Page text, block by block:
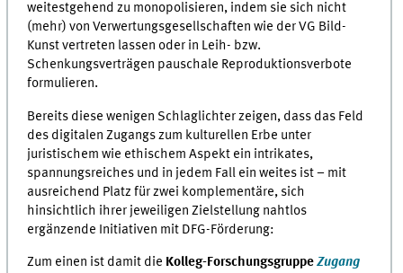
weitestgehend zu monopolisieren, indem sie sich nicht
(mehr) von Verwertungsgesellschaften wie der VG Bild-
Kunst vertreten lassen oder in Leih- bzw.
Schenkungsverträgen pauschale Reproduktionsverbote
formulieren.
Bereits diese wenigen Schlaglichter zeigen, dass das Feld
des digitalen Zugangs zum kulturellen Erbe unter
juristischem wie ethischem Aspekt ein intrikates,
spannungsreiches und in jedem Fall ein weites ist – mit
ausreichend Platz für zwei komplementäre, sich
hinsichtlich ihrer jeweiligen Zielstellung nahtlos
ergänzende Initiativen mit DFG-Förderung:
Zum einen ist damit die Kolleg-ForschungsgruppeZugang